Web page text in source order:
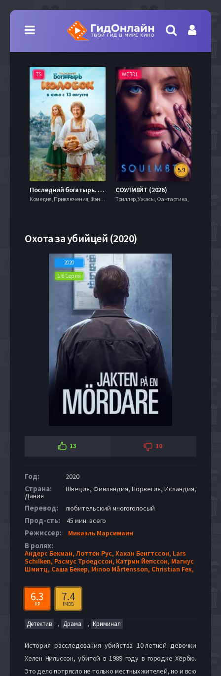
TS
Последний богатырь. Колобок (2026)
Комедия, Приключения, Фэнтези,
WEBDL
5.9
СОУЛМ8ЙТ (2026)
Триллер, Ужасы, Фантастика,
Охота за убийцей (2020)
2020
1-6 Серия
13 10
Год: 2020
Страна: Швеция, Финляндия, Норвегия, Исландия,
Дания
Перевод: любительский многоголосый
Прод-сть: 45 мин. всего
Режиссер: Микаэль Марсимаин
В ролях:
Андерс Бекман,Лоттен Рус, Хакан Бенгтссон, Lars
Schilken, Расмус Троедссон, Катрин Йепссон, Магнус
Шмитц, Саша Бекер, Minoo Mårtensson, Christian Fex,
6.3
KP
7.4
IMDB
Детектив , Драма , Криминал
История расследования убийства 10-летней девочки
Хелен Нильссон, убитой в 1989 году в городке Хёрбю.
Это дело потрясло не только местных жителей, но и всю